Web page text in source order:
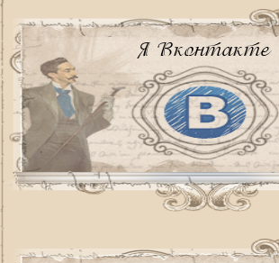
Я Вконтакте